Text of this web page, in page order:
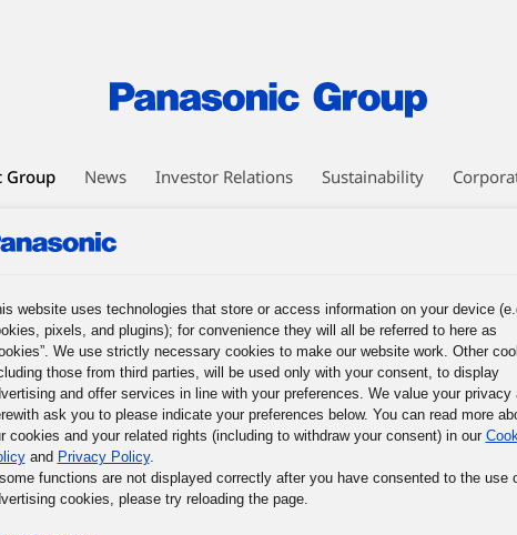
Group News Investor Relations Sustainability
CEO Message
Mission of the Panasonic Group, and What We Must Do Now
3. The Basic
5. The Basic Business Philosophy of the Panasonic Group
6.
Responsible Management
9. Participative Management through
of Their Potential
website uses technologies that store or access information on your device
pixels, and plugins); for convenience they will all be referred to here as
We use strictly necessary cookies to make our website work. Other
those from third parties, will be used only with your consent, to display
and offer services in line with your preferences. We value your privacy
ask you to please indicate your preferences below. You can read more
cookies and your related rights (including to withdraw your consent) in our
and Privacy Policy.
functions are not displayed correctly after you have consented to the use
cookies, please try reloading the page.